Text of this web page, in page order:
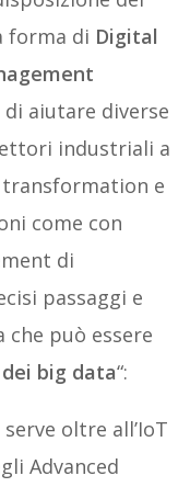
forma di Digital
aiutare diverse
industriali a
e
come con
di
passaggi e
può essere
big data“:
oltre all’IoT
Advanced